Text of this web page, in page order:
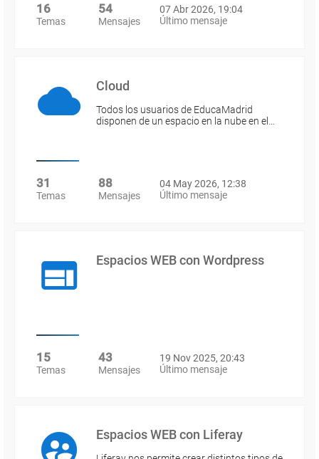
16
Temas
54
Mensajes
07 Abr 2026, 19:04
Último mensaje
Cloud
Todos los usuarios de EducaMadrid
disponen de un espacio en la nube en el…
31
Temas
88
Mensajes
04 May 2026, 12:38
Último mensaje
Espacios WEB con Wordpress
15
Temas
43
Mensajes
19 Nov 2025, 20:43
Último mensaje
Espacios WEB con Liferay